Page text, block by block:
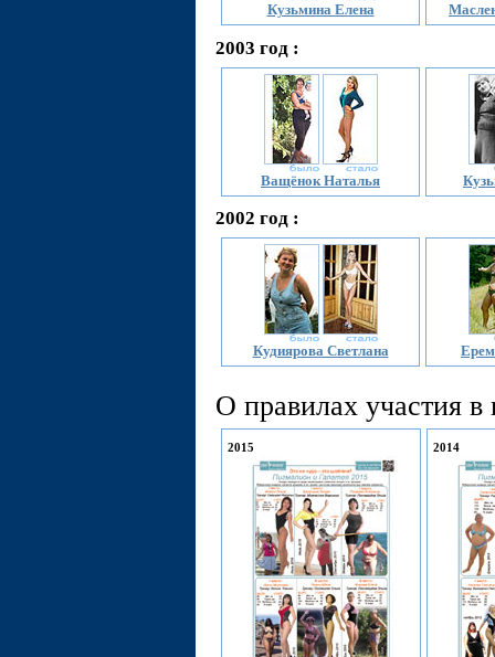
Кузьмина Елена
2003 год :
Ващёнок Наталья
2002 год :
Кудиярова Светлана
О правилах участия
2015 2014